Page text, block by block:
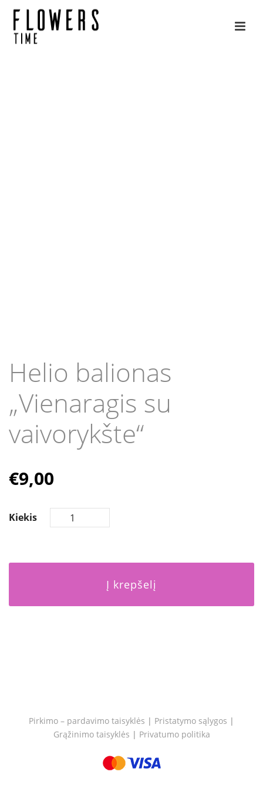
Helio balionas
„Vienaragis su
vaivorykšte“
€9,00
Kiekis
Į krepšelį
Pirkimo – pardavimo taisyklės | Pristatymo sąlygos |
Grąžinimo taisyklės | Privatumo politika